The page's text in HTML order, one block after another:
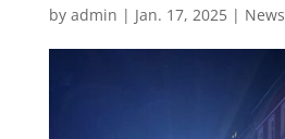
by admin | Jan. 17, 2025| News